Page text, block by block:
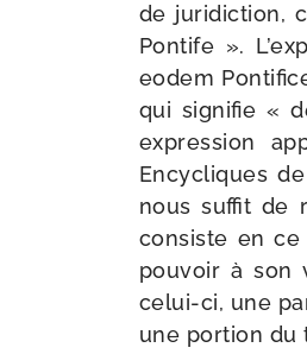
de juri­dic­tion,
Pontife ».
eodem
qui signi­fie «
expres­sion
Encycliques
nous suf­fit de
consiste en ce
pou­voir à son
celui-​ci, une
une por­tion du